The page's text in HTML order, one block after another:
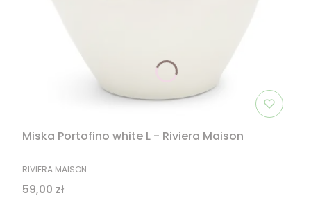
Miska Portofino white L - Riviera Maison
PRODUCENT
RIVIERA MAISON
Cena
59,00 zł